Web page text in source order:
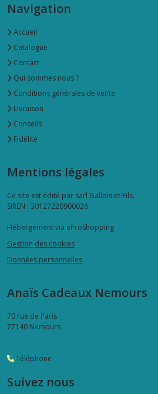
Navigation
Accueil
Catalogue
Contact
Qui sommes nous ?
Conditions générales de vente
Livraison
Conseils
Fidélité
Mentions légales
Ce site est édité par sarl Gallois et Fils.
SIREN : 30127220900026
Hébergement via eProShopping
Gestion des cookies
Données personnelles
Anaïs Cadeaux Nemours
70 rue de Paris
77140 Nemours
Téléphone
Suivez nous